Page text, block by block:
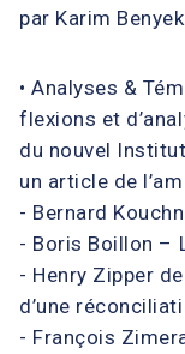
par Karim
• Analyses &
flexions et
du nouvel
un article de
- Bernard
- Boris Boillon –
- Henry Zipper
d’une
- François